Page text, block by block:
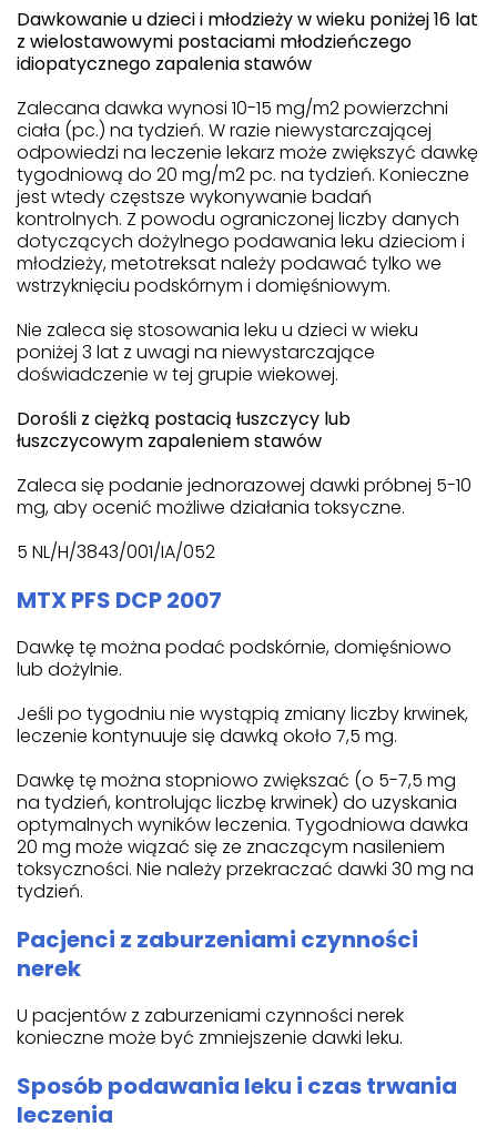
Dawkowanie u dzieci i młodzieży w wieku poniżej 16 lat
z wielostawowymi postaciami młodzieńczego
idiopatycznego zapalenia stawów
Zalecana dawka wynosi 10-15 mg/m2 powierzchni
ciała (pc.) na tydzień. W razie niewystarczającej
odpowiedzi na leczenie lekarz może zwiększyć dawkę
tygodniową do 20 mg/m2 pc. na tydzień. Konieczne
jest wtedy częstsze wykonywanie badań
kontrolnych. Z powodu ograniczonej liczby danych
dotyczących dożylnego podawania leku dzieciom i
młodzieży, metotreksat należy podawać tylko we
wstrzyknięciu podskórnym i domięśniowym.
Nie zaleca się stosowania leku u dzieci w wieku
poniżej 3 lat z uwagi na niewystarczające
doświadczenie w tej grupie wiekowej.
Dorośli z ciężką postacią łuszczycy lub
łuszczycowym zapaleniem stawów
Zaleca się podanie jednorazowej dawki próbnej 5-10
mg, aby ocenić możliwe działania toksyczne.
5 NL/H/3843/001/IA/052
MTX PFS DCP 2007
Dawkę tę można podać podskórnie, domięśniowo
lub dożylnie.
Jeśli po tygodniu nie wystąpią zmiany liczby krwinek,
leczenie kontynuuje się dawką około 7,5 mg.
Dawkę tę można stopniowo zwiększać (o 5-7,5 mg
na tydzień, kontrolując liczbę krwinek) do uzyskania
optymalnych wyników leczenia. Tygodniowa dawka
20 mg może wiązać się ze znaczącym nasileniem
toksyczności. Nie należy przekraczać dawki 30 mg na
tydzień.
Pacjenci z zaburzeniami czynności
nerek
U pacjentów z zaburzeniami czynności nerek
konieczne może być zmniejszenie dawki leku.
Sposób podawania leku i czas trwania
leczenia